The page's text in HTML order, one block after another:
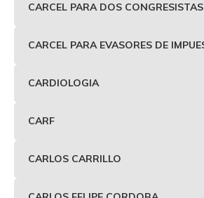
CARCEL PARA DOS CONGRESISTAS
CARCEL PARA EVASORES DE
CARDIOLOGIA
CARF
CARLOS CARRILLO